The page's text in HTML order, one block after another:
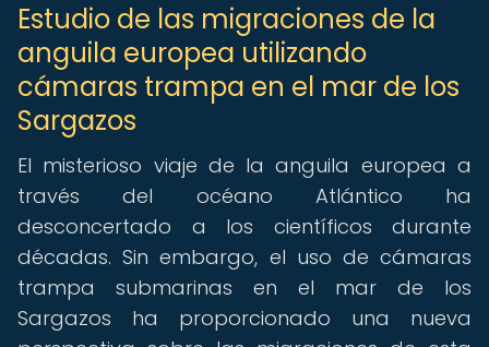
Estudio de las migraciones de la
anguila europea utilizando
cámaras trampa en el mar de los
Sargazos
El misterioso viaje de la anguila europea a
través del océano Atlántico ha
desconcertado a los científicos durante
décadas. Sin embargo, el uso de cámaras
trampa submarinas en el mar de los
Sargazos ha proporcionado una nueva